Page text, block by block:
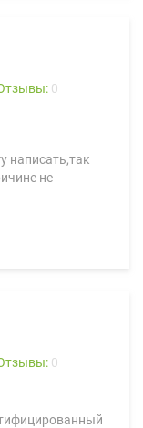
0
написать,так
не
0